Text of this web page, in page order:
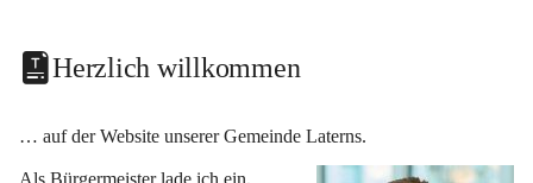
Herzlich willkommen
… auf der Website unserer Gemeinde Laterns.
Als Bürgermeister lade ich ein,